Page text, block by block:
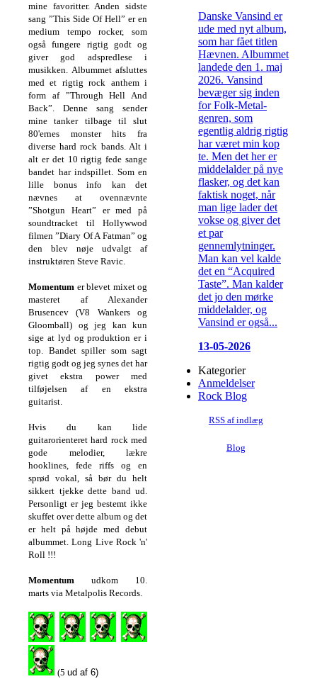
mine favoritter. Anden sidste
sang ”This Side Of Hell” er en
medium tempo rocker, som
også fungere rigtig godt og
giver god adspredlese i
musikken. Albummet afsluttes
med et rigtig rock anthem i
form af ”Through Hell And
Back”. Denne sang sender
mine tanker tilbage til slut
80'ernes monster hits fra
diverse hard rock bands. Alt i
alt er det 10 rigtig fede sange
bandet har indspillet. Som en
lille bonus info kan det
nævnes at ovennævnte
”Shotgun Heart” er med på
soundtracket til Hollywwod
filmen ”Diary Of A Fatman” og
den blev nøje udvalgt af
instruktøren Steve Ravic.
Momentum er blevet mixet og
masteret af Alexander
Brusencev (V8 Wankers og
Gloomball) og jeg kan kun
sige at lyd og produktion er i
top. Bandet spiller som sagt
rigtig godt og jeg synes det har
givet ekstra power med
tilføjelsen af en ekstra
guitarist.
Hvis du kan lide
guitarorienteret hard rock med
gode melodier, lækre
hooklines, fede riffs og en
sprød vokal, så bør du helt
sikkert tjekke dette band ud.
Personligt er jeg bestemt ikke
skuffet over dette album og det
er helt på højde med debut
albummet. Long Live Rock 'n'
Roll !!!
Momentum udkom 10.
marts via Metalpolis Records.
(5 ud af 6)
Danske Vansind er
ude med nyt album,
som har fået titlen
Hævnen. Albummet
landede den 1. maj
2026. Vansind
bevæger sig inden
for Folk-Metal-
genren, som
egentlig aldrig rigtig
har været min kop
te. Men det her er
middelalder på nye
flasker, og det kan
faktisk noget, når
man lige lader det
vokse og giver det
et par
gennemlytninger.
Man kan vel kalde
det en “Acquired
Taste”. Man kalder
det jo den mørke
middelalder, og
Vansind er også...
13-05-2026
Kategorier
Anmeldelser
Rock Blog
RSS af indlæg
Blog